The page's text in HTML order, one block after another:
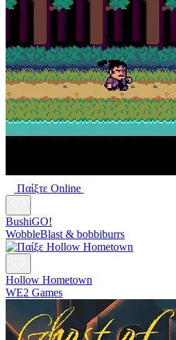
Παίξτε Online
BushiGO!
WobbleBlast & bobbiburrs
Hollow Hometown
WE2 Games